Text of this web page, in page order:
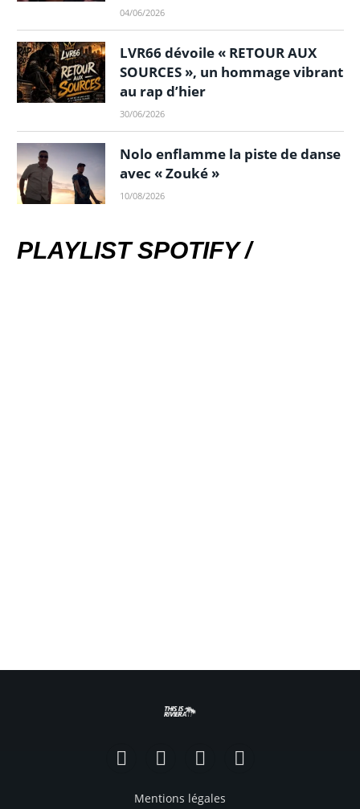
04/06/2026
LVR66 dévoile « RETOUR AUX
SOURCES », un hommage vibrant
au rap d’hier
30/06/2026
Nolo enflamme la piste de danse
avec « Zouké »
10/08/2026
PLAYLIST SPOTIFY /
FacebookInstagramTikTok YouTube
Mentions légales